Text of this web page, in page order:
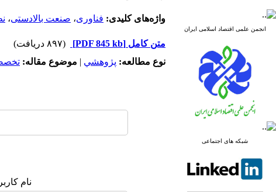
انجمن علمی اقتصاد اسلامی ایران
شبکه های اجتماعی
واژه‌های کلیدی: فناوری، صنعت بالادستی،
متن کامل [PDF 845 kb]
(۸۹۷ دریافت)
نوع مطالعه: پژوهشي | موضوع مقاله:
نام